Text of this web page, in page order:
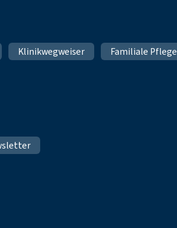
Klinikwegweiser Familiale Pflege